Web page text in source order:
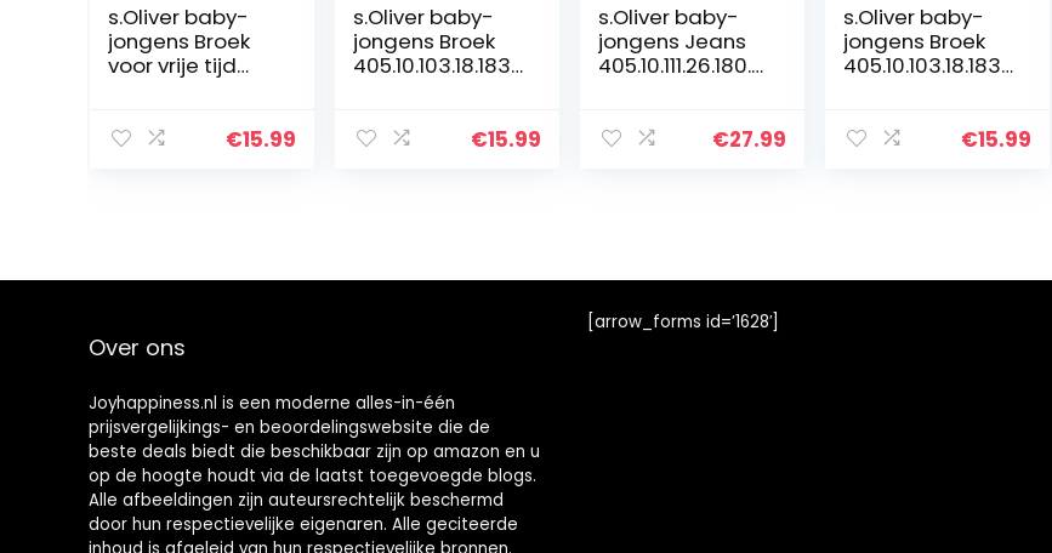
s.Oliver baby-
jongens Broek
voor vrije tijd
€15.99
s.Oliver baby-
jongens Broek
405.10.103.18.183.
€15.99
s.Oliver baby-
jongens Jeans
405.10.111.26.180.2
€27.99
s.Oliver baby-
jongens Broek
405.10.103.18.183.
€15.99
Over ons
Joyhappiness.nl is een moderne alles-in-één
prijsvergelijkings- en beoordelingswebsite die de
beste deals biedt die beschikbaar zijn op amazon en u
op de hoogte houdt via de laatst toegevoegde blogs.
Alle afbeeldingen zijn auteursrechtelijk beschermd
door hun respectievelijke eigenaren. Alle geciteerde
[arrow_forms id=’1628′]